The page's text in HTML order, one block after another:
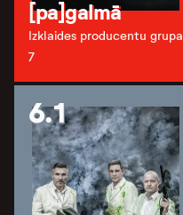
[pa]galmā
Izklaides producentu grupa
7
6.1